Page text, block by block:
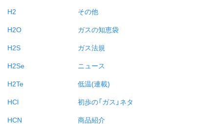
H2
H2O
H2S
H2Se
H2Te
HCl
HCN
その他
ガスの知恵袋
ガス法規
ニュース
低温(連載)
初歩の「ガス」ネタ
商品紹介